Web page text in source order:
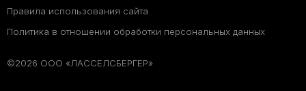
©2026 ООО «ЛАССЕЛСБЕРГЕР»
Правила использования сайта
Политика в отношении обработки персональных данных